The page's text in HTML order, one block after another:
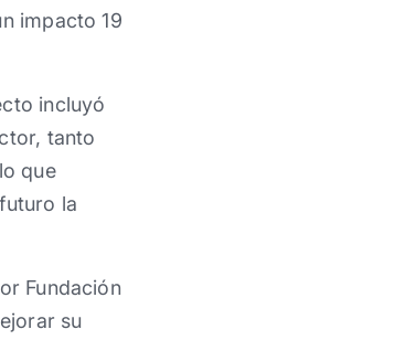
impacto 19
incluyó
tanto
que
la
Fundación
su